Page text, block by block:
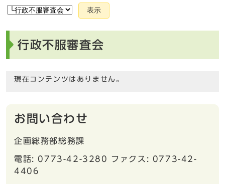
表示
行政不服審査会
現在コンテンツはありません。
お問い合わせ
企画総務部総務課
電話: 0773-42-3280 ファクス: 0773-42-
4406